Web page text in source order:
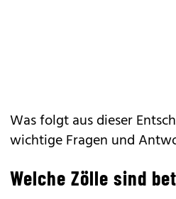
Was folgt aus dieser
wichtige Fragen und
Welche Zölle sind